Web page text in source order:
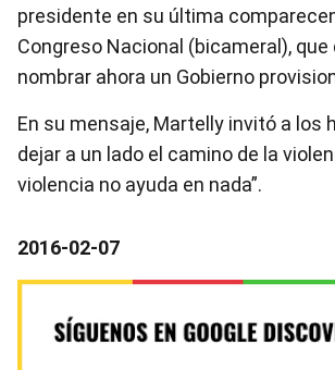
presidente en su última
Congreso Nacional (bicameral), que
nombrar ahora un Gobierno
En su mensaje, Martelly invitó a los
dejar a un lado el camino de la
violencia no ayuda en nada”.
2016-02-07